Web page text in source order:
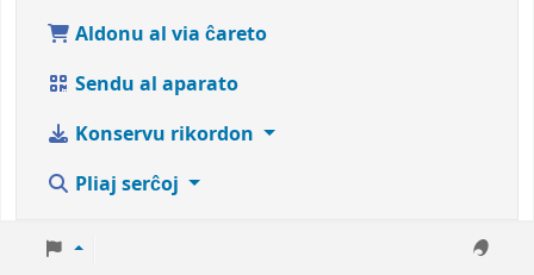
Aldonu al via ĉareto
Sendu al aparato
Konservu rikordon
Pliaj serĉoj